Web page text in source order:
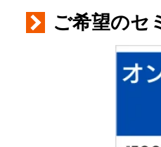
ご希望のセ